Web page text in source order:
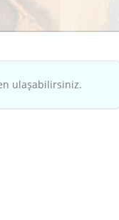
ulaşabilirsiniz.